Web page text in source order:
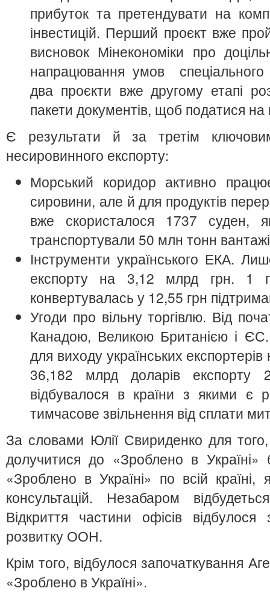
прибуток та претендувати на
інвестицій. Перший проєкт вже
висновок Мінекономіки про
напрацювання умов спеціального
два проєкти вже другому етапі
пакети документів, щоб податися
Є результати й за третім
несировинного експорту:
Морський коридор активно
сировини, але й для продуктів
вже скористалося 1737 суден,
транспортували 50 млн тонн
Інструменти українського ЕКА.
експорту на 3,12 млрд грн. 1
конвертувалась у 12,55 грн
Угоди про вільну торгівлю. Від
Канадою, Великою Британією і
для виходу українських
36,182 млрд доларів експорту
відбувалося в країни з якими є
тимчасове звільнення від сплати
За словами Юлії Свириденко для
долучитися до «Зроблено в Україні»
«Зроблено в Україні» по всій
консультацій. Незабаром
Відкриття частини офісів
розвитку ООН.
Крім того, відбулося започаткування
«Зроблено в Україні».